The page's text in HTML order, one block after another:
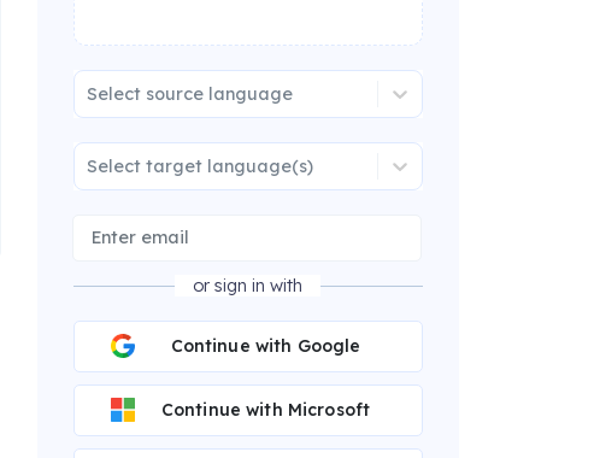
Select source language
Select target language(s)
or sign in with
Continue with Google
Continue with Microsoft